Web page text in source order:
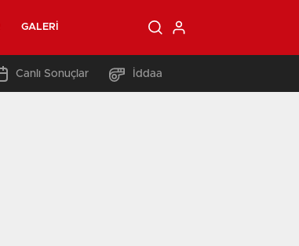
GALERI
Canlı Sonuçlar İddaa